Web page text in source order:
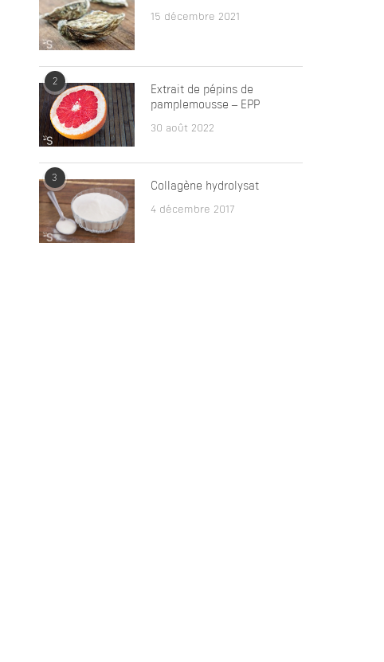
15 décembre 2021
2
Extrait de pépins de
pamplemousse – EPP
30 août 2022
3
Collagène hydrolysat
4 décembre 2017